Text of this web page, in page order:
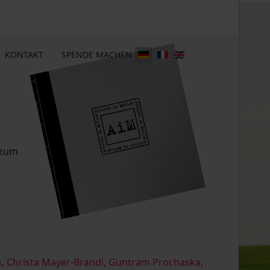
KONTAKT SPENDE MACHEN
, Christa Mayer-Brandl, Guntram Prochaska,